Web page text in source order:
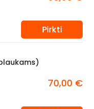
Pirkti
70,00 €